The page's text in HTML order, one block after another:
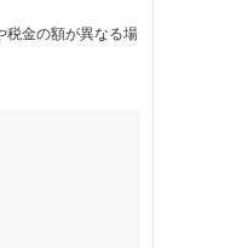
税金の額が異なる場